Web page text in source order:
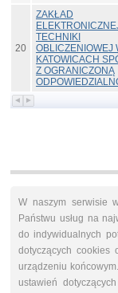
20
ZAKŁAD
TECHNIKI
OBLICZENIOWEJ
KATOWICACH
Z OGRANICZONĄ
W naszym serwisie
Państwu usług na
do indywidualnych
dotyczących cookies
urządzeniu
ustawień